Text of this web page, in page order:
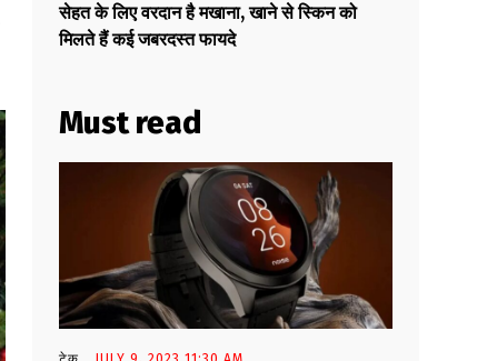
सेहत के लिए वरदान है मखाना, खाने से स्किन को
मिलते हैं कई जबरदस्त फायदे
Must read